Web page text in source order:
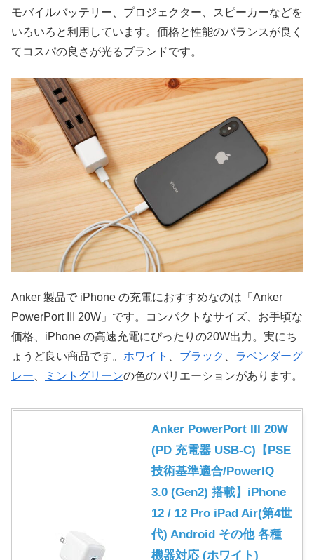
モバイルバッテリー、プロジェクター、スピーカーなどを
いろいろと利用しています。価格と性能のバランスが良く
てコスパの良さが光るブランドです。
Anker 製品で iPhone の充電におすすめなのは「Anker
PowerPort III 20W」です。コンパクトなサイズ、お手頃な
価格、iPhone の高速充電にぴったりの20W出力。実にち
ょうど良い商品です。 ホワイト ブラック
ラベンダーグ
レー
ミントグリーンの色のバリエーションがあります。
Anker PowerPort III 20W
(PD 充電器 USB-C)【PSE
技術基準適合/PowerIQ
3.0 (Gen2) 搭載】iPhone
12 / 12 Pro iPad Air(第4世
代) Android その他 各種
機器対応 (ホワイト)